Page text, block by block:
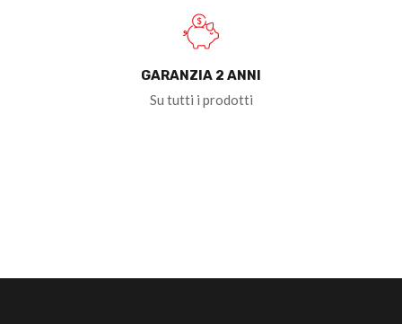
GARANZIA 2 ANNI
Su tutti i prodotti